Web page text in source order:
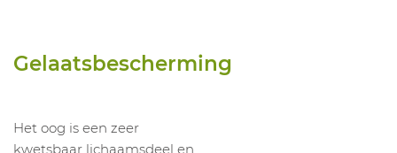
Gelaatsbescherming
Het oog is een zeer
kwetsbaar lichaamsdeel en